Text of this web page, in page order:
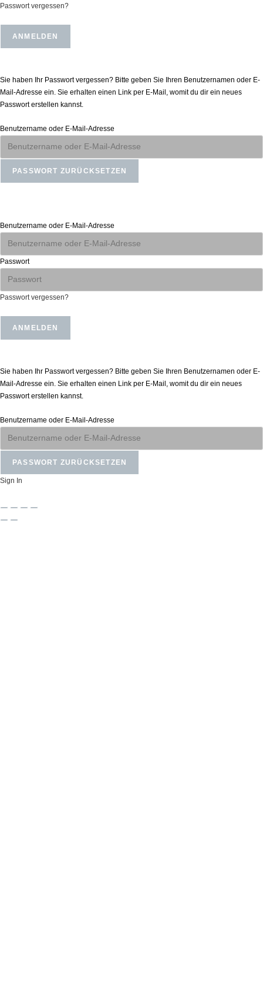
Passwort vergessen?
Sie haben Ihr Passwort vergessen? Bitte geben Sie Ihren Benutzernamen oder E-
Mail-Adresse ein. Sie erhalten einen Link per E-Mail, womit du dir ein neues
Passwort erstellen kannst.
Benutzername oder E-Mail-Adresse
Benutzername oder E-Mail-Adresse
Passwort
Passwort vergessen?
Sie haben Ihr Passwort vergessen? Bitte geben Sie Ihren Benutzernamen oder E-
Mail-Adresse ein. Sie erhalten einen Link per E-Mail, womit du dir ein neues
Passwort erstellen kannst.
Benutzername oder E-Mail-Adresse
Sign In